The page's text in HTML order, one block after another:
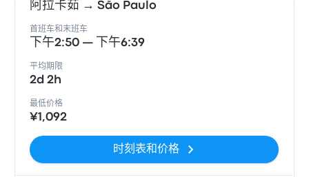
阿拉卡茹 → São Paulo
首班车和末班车
下午2:50 — 下午6:39
平均期限
2d 2h
最低价格
¥1,092
时刻表和价格